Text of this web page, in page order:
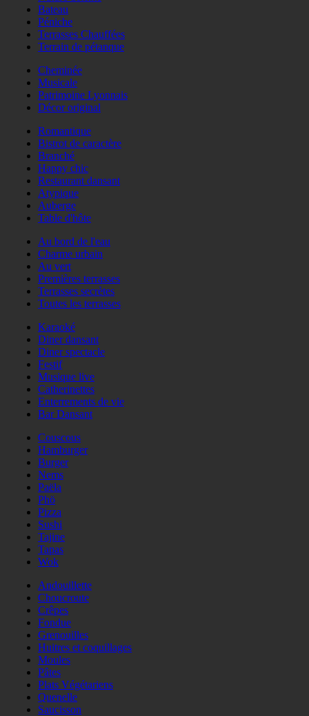
Bateau
Péniche
Terrasses Chauffées
Terrain de pétanque
Cheminée
Musicale
Patrimoine Lyonnais
Décor original
Romantique
Bistrot de caractère
Branché
Happy chic
Restaurant dansant
Atypique
Auberge
Table d'hôte
Au bord de l'eau
Charme urbain
Au vert
Premières terrasses
Terrasses secrètes
Toutes les terrasses
Karaoké
Diner dansant
Diner spectacle
Festif
Musique live
Catherinettes
Enterrements de vie
Bar Dansant
Couscous
Hamburger
Burger
Nems
Paëla
Phö
Pizza
Sushi
Tajine
Tapas
Wok
Andouillette
Choucroute
Crêpes
Fondue
Grenouilles
Huitres et coquillages
Moules
Pâtes
Plats Végétariens
Quenelle
Saucisson